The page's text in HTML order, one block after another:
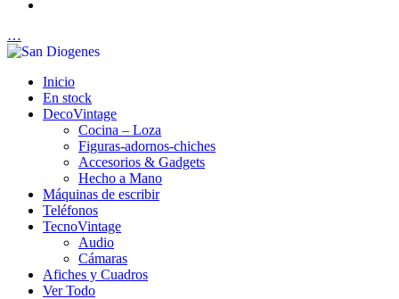
…
Inicio
En stock
DecoVintage
Cocina – Loza
Figuras-adornos-chiches
Accesorios & Gadgets
Hecho a Mano
Máquinas de escribir
Teléfonos
TecnoVintage
Audio
Cámaras
Afiches y Cuadros
Ver Todo